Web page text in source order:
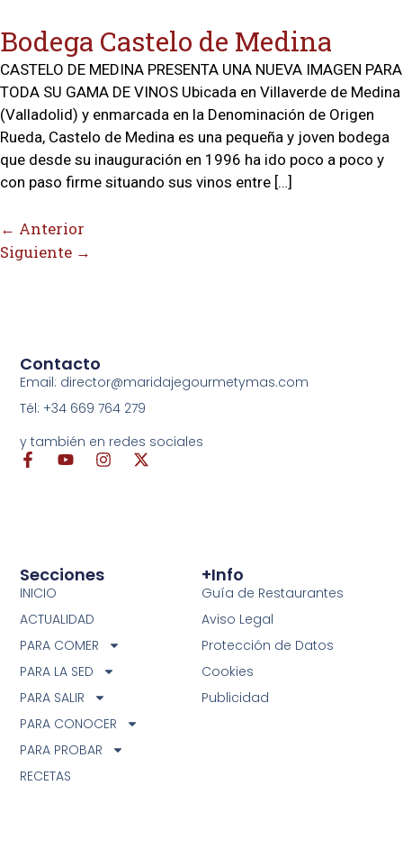
Bodega Castelo de Medina
CASTELO DE MEDINA PRESENTA UNA NUEVA IMAGEN PARA
TODA SU GAMA DE VINOS Ubicada en Villaverde de Medina
(Valladolid) y enmarcada en la Denominación de Origen
Rueda, Castelo de Medina es una pequeña y joven bodega
que desde su inauguración en 1996 ha ido poco a poco y
con paso firme situando sus vinos entre […]
← Anterior
Siguiente →
+info
Guía de Restaurantes
Aviso Legal
Protección de Datos
Cookies
Publicidad
Secciones
INICIO
ACTUALIDAD
PARA COMER
PARA LA SED
PARA SALIR
PARA CONOCER
PARA PROBAR
RECETAS
Contacto
Email: director@maridajegourmetymas.com
Tél: +34 669 764 279
y también en redes sociales